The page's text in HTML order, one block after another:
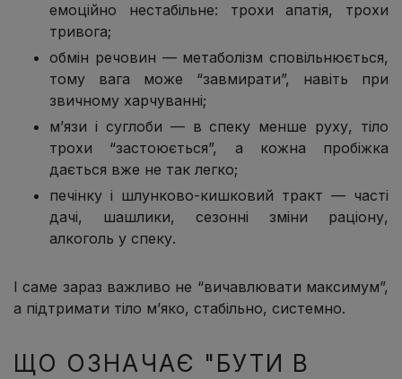
емоційно нестабільне: трохи апатія, трохи
тривога;
обмін речовин — метаболізм сповільнюється,
тому вага може “завмирати”, навіть при
звичному харчуванні;
м’язи і суглоби — в спеку менше руху, тіло
трохи “застоюється”, а кожна пробіжка
дається вже не так легко;
печінку і шлунково-кишковий тракт — часті
дачі, шашлики, сезонні зміни раціону,
алкоголь у спеку.
І саме зараз важливо не “вичавлювати максимум”,
а підтримати тіло м’яко, стабільно, системно.
ЩО ОЗНАЧАЄ "БУТИ В